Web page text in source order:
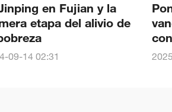
en Fujian y la
etapa del alivio de
09-14 02:31
y